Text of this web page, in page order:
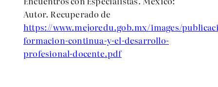
Autor. Recuperado de
https://www.mejoredu.gob.mx/images/
formacion-continua-y-el-desarrollo-
profesional-docente.pdf